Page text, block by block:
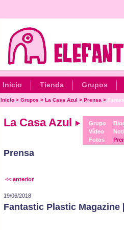
Inicio Tienda Grupos
Inicio> Grupos > La Casa Azul > Prensa >
La Casa Azul
Grupo
Vídeo
Fotos
Prensa
<< anterior
19/06/2018
Fantastic Plastic Magazine